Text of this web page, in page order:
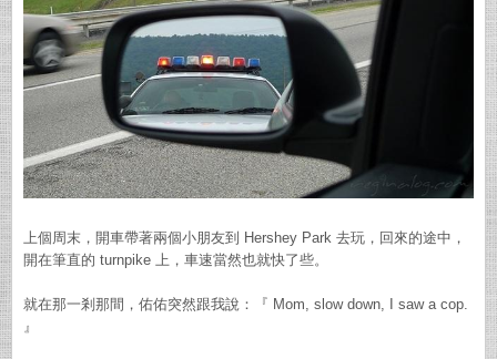
上個周末，開車帶著兩個小朋友到 Hershey Park 去玩，回來的途中，
開在筆直的 turnpike 上，車速當然也就快了些。
就在那一剎那間，佑佑突然跟我說：『 Mom, slow down, I saw a cop.
』